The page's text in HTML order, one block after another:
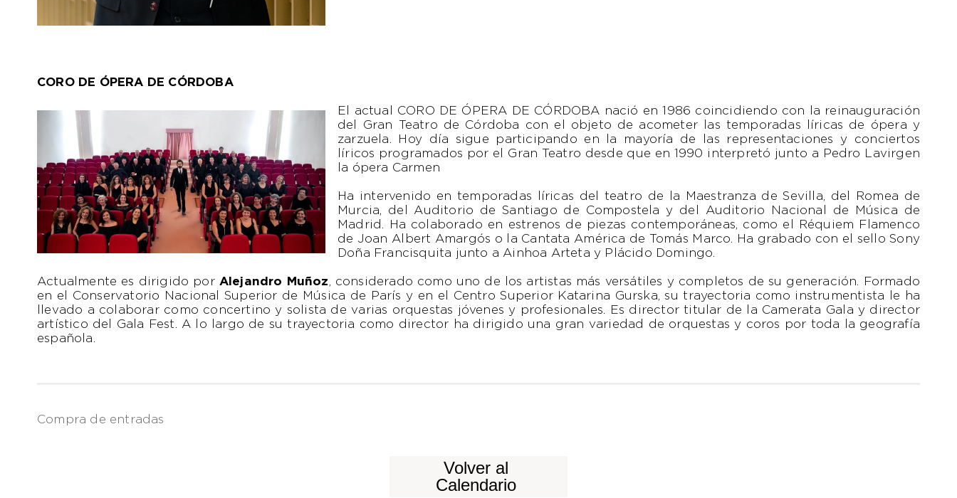
CORO DE ÓPERA DE CÓRDOBA
El actual CORO DE ÓPERA DE CÓRDOBA nació en 1986 coincidiendo con la reinauguración
del Gran Teatro de Córdoba con el objeto de acometer las temporadas líricas de ópera y
zarzuela. Hoy día sigue participando en la mayoría de las representaciones y conciertos
líricos programados por el Gran Teatro desde que en 1990 interpretó junto a Pedro Lavirgen
la ópera Carmen
Ha intervenido en temporadas líricas del teatro de la Maestranza de Sevilla, del Romea de
Murcia, del Auditorio de Santiago de Compostela y del Auditorio Nacional de Música de
Madrid. Ha colaborado en estrenos de piezas contemporáneas, como el Réquiem Flamenco
de Joan Albert Amargós o la Cantata América de Tomás Marco. Ha grabado con el sello Sony
Doña Francisquita junto a Ainhoa Arteta y Plácido Domingo.
Actualmente es dirigido por Alejandro Muñoz , considerado como uno de los artistas más versátiles y completos de su generación. Formado
en el Conservatorio Nacional Superior de Música de París y en el Centro Superior Katarina Gurska, su trayectoria como instrumentista le ha
llevado a colaborar como concertino y solista de varias orquestas jóvenes y profesionales. Es director titular de la Camerata Gala y director
artístico del Gala Fest. A lo largo de su trayectoria como director ha dirigido una gran variedad de orquestas y coros por toda la geografía
española.
Compra de entradas
Volver al
Calendario